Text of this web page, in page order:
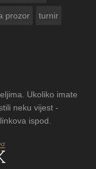
prozor turnir
Ukoliko imate
neku vijest -
ispod.